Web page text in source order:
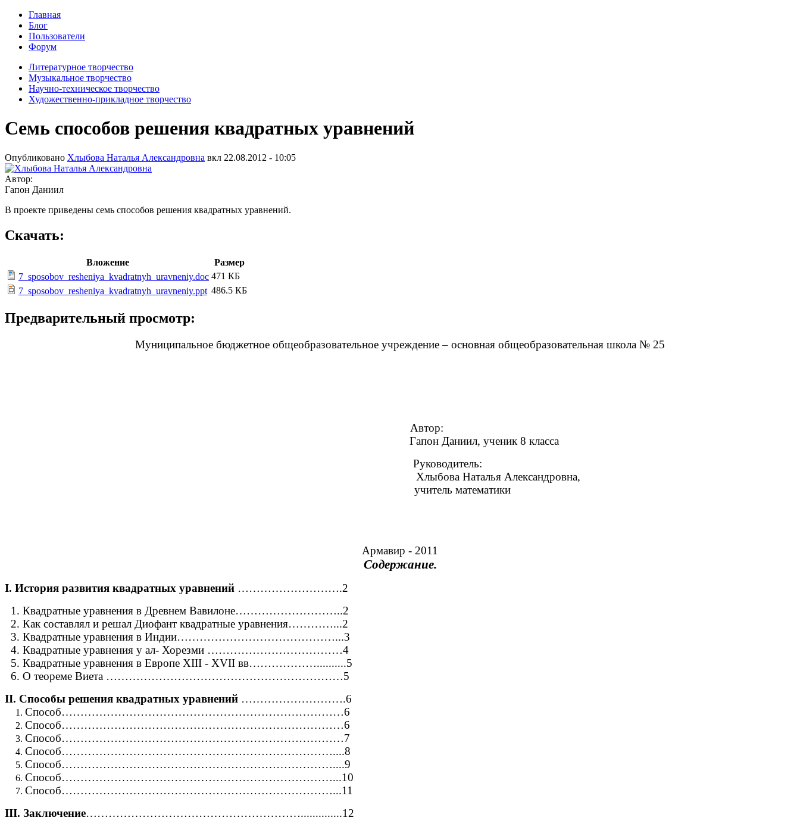
Главная
Блог
Пользователи
Форум
Литературное творчество
Музыкальное творчество
Научно-техническое творчество
Художественно-прикладное творчество
Семь способов решения квадратных уравнений
Опубликовано Хлыбова Наталья Александровна вкл 22.08.2012 - 10:05
Автор:
Гапон Даниил
В проекте приведены семь способов решения квадратных уравнений.
Скачать:
Вложение
Размер
7_sposobov_resheniya_kvadratnyh_uravneniy.doc 471 КБ
7_sposobov_resheniya_kvadratnyh_uravneniy.ppt 486.5 КБ
Предварительный просмотр:
Муниципальное бюджетное общеобразовательное учреждение – основная общеобразовательная школа № 25
Автор:
Гапон Даниил, ученик 8 класса
Руководитель:
Хлыбова Наталья Александровна,
учитель математики
Армавир - 2011
Содержание.
I. История развития квадратных уравнений ……………………….2
1. Квадратные уравнения в Древнем Вавилоне………………………..2
2. Как составлял и решал Диофант квадратные уравнения…………...2
3. Квадратные уравнения в Индии……………………………………...3
4. Квадратные уравнения у ал- Хорезми ………………………………4
5. Квадратные уравнения в Европе XIII - XVII вв………………..........5
6. О теореме Виета ………………………………………………………5
II. Способы решения квадратных уравнений ……………………….6
Способ…………………………………………………………………6
Способ…………………………………………………………………6
Способ…………………………………………………………………7
Способ………………………………………………………………....8
Способ………………………………………………………………....9
Способ………………………………………………………………...10
Способ………………………………………………………………...11
III. Заключение…………………………………………………..............12